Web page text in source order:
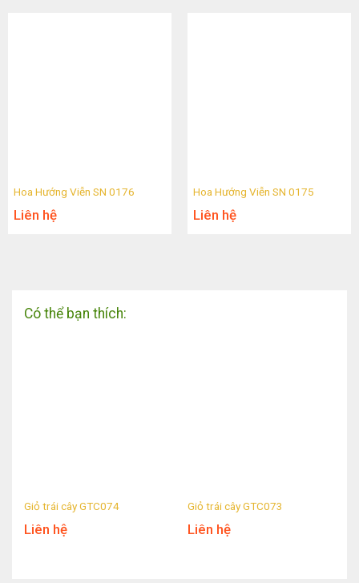
Hoa Hướng Viễn SN 0176
Liên hệ
Hoa Hướng Viễn SN 0175
Liên hệ
Có thể bạn thích:
Giỏ trái cây GTC074
Liên hệ
Giỏ trái cây GTC073
Liên hệ